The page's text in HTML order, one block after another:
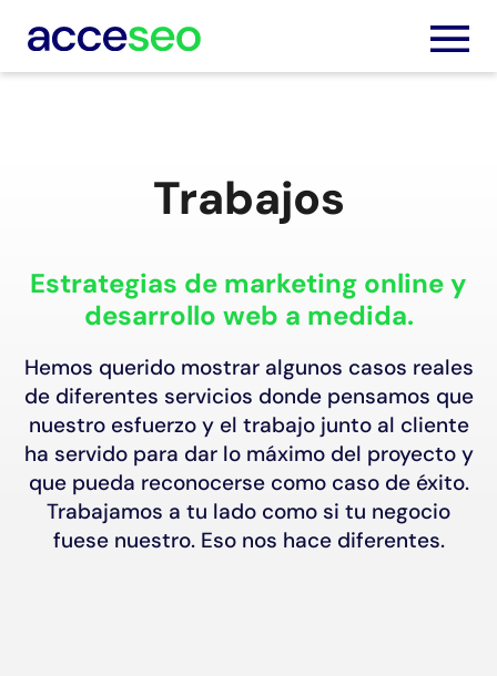
Blog
Trabajos
Estrategias de marketing online y
desarrollo web a medida.
Hemos querido mostrar algunos casos reales
de diferentes servicios donde pensamos que
nuestro esfuerzo y el trabajo junto al cliente
ha servido para dar lo máximo del proyecto y
que pueda reconocerse como caso de éxito.
Trabajamos a tu lado como si tu negocio
fuese nuestro. Eso nos hace diferentes.